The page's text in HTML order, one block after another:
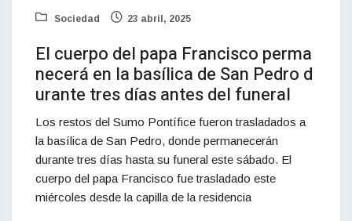
Sociedad 23 abril, 2025
El cuerpo del papa Francisco perma
necerá en la basílica de San Pedro d
urante tres días antes del funeral
Los restos del Sumo Pontífice fueron trasladados a
la basílica de San Pedro, donde permanecerán
durante tres días hasta su funeral este sábado. El
cuerpo del papa Francisco fue trasladado este
miércoles desde la capilla de la residencia